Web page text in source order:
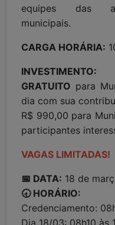
equipes das
municipais.
CARGA HORÁRIA:
INVESTIMENTO:
GRATUITO para
dia com sua
R$ 990,00 para
participantes
VAGAS LIMITADAS!
📅 DATA: 18 de
🕣 HORÁRIO:
Credenciamento:
Dia 18/03: 08h10 às